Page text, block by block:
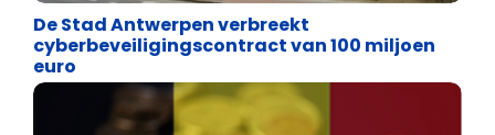
De Stad Antwerpen verbreekt
cyberbeveiligingscontract van 100 miljoen
euro